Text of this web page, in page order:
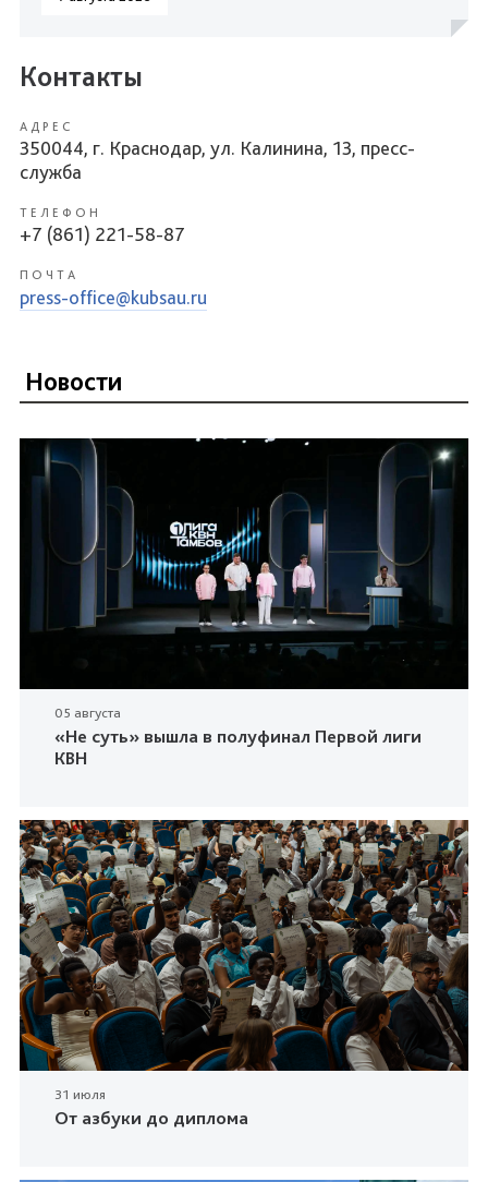
Контакты
АДРЕС
350044, г. Краснодар, ул. Калинина, 13, пресс-
служба
ТЕЛЕФОН
+7 (861) 221-58-87
ПОЧТА
press-office@kubsau.ru
Новости
05 августа
«Не суть» вышла в полуфинал Первой лиги
КВН
31 июля
От азбуки до диплома